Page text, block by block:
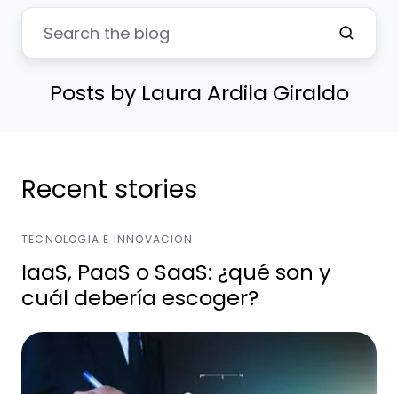
Posts by Laura Ardila Giraldo
Recent stories
TECNOLOGIA E INNOVACION
IaaS, PaaS o SaaS: ¿qué son y
cuál debería escoger?